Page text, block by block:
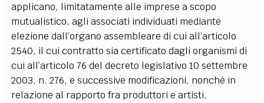
applicano, limitatamente alle imprese a scopo
mutualistico, agli associati individuati mediante
elezione dall’organo assembleare di cui all’articolo
2540, il cui contratto sia certificato dagli organismi di
cui all’articolo 76 del decreto legislativo 10 settembre
2003, n. 276, e successive modificazioni, nonché in
relazione al rapporto fra produttori e artisti,